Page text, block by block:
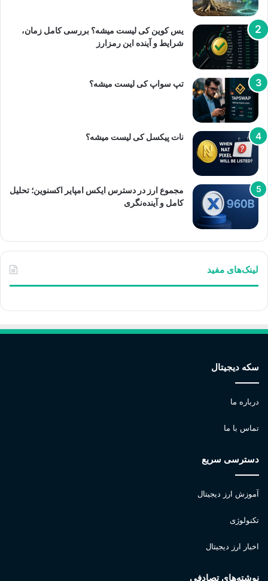
یس کوین کی لیست میشه؟ بررسی کامل زمان،
شرایط و آینده این رمزارز
تپ سواپ کی لیست میشه؟
نات پیکسل کی لیست میشه؟
مجموع ارز در دسترس ایکس امپایر اکسنوین؛ تحلیل
کامل و آینده‌نگری
لینک‌های مفید
سکه دیجیتال
درباره ما
تماس با ما
دسترسی سریع
آموزش ارز دیجیتال
تکنولوژی
اخبار ارز دیجیتال
نوشته‌های تصادفی